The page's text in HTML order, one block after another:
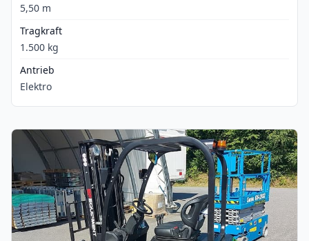
5,50 m
Tragkraft
1.500 kg
Antrieb
Elektro